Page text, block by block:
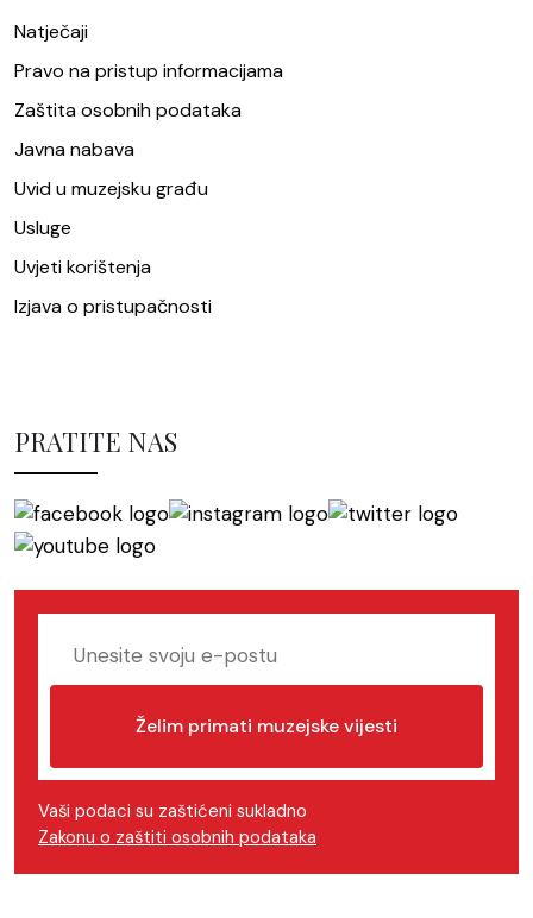
Natječaji
Pravo na pristup informacijama
Zaštita osobnih podataka
Javna nabava
Uvid u muzejsku građu
Usluge
Uvjeti korištenja
Izjava o pristupačnosti
PRATITE NAS
Želim primati muzejske vijesti
Vaši podaci su zaštićeni sukladno
Zakonu o zaštiti osobnih podataka